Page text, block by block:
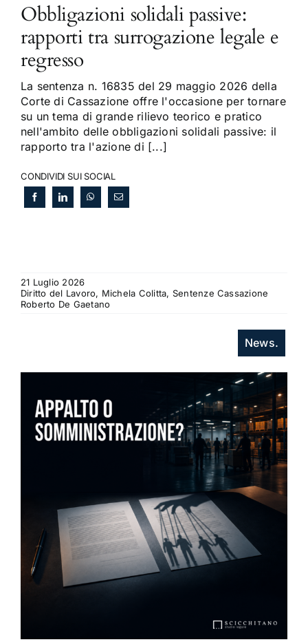
Obbligazioni solidali passive:
rapporti tra surrogazione legale e
regresso
La sentenza n. 16835 del 29 maggio 2026 della
Corte di Cassazione offre l'occasione per tornare
su un tema di grande rilievo teorico e pratico
nell'ambito delle obbligazioni solidali passive: il
rapporto tra l'azione di [...]
CONDIVIDI SUI SOCIAL
21 Luglio 2026
Diritto del Lavoro, Michela Colitta, Sentenze Cassazione
Roberto De Gaetano
News.